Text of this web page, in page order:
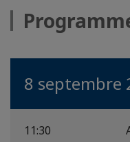
8 septembre
11:30